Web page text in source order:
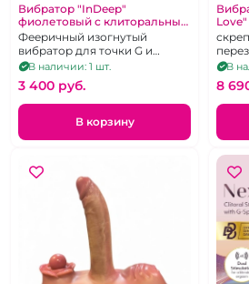
Вибратор "InDeep"
фиолетовый с клиторальным
стимулятором
Фееричный изогнутый
вибратор для точки G и
клитеральной стимуляцией
В наличии: 1 шт.
3 400 pуб.
В корзину
В
8